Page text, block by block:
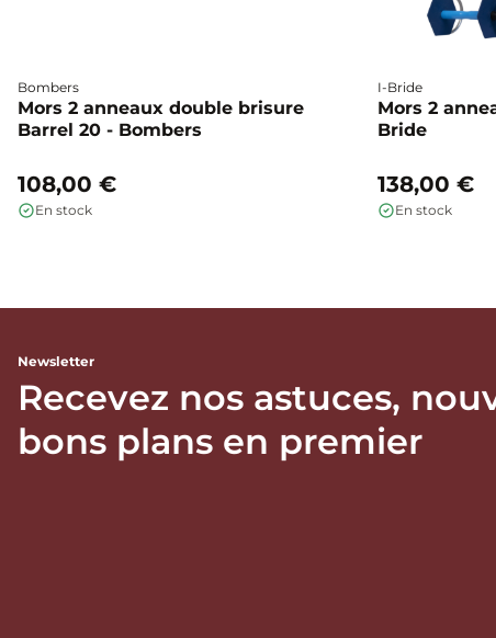
Bombers
Mors 2 anneaux double brisure
Barrel 20 - Bombers
108,00 €
En stock
I-Bride
Mors 2
Bride
138,00 €
En stock
Newsletter
Recevez nos astuces,
bons plans en premier